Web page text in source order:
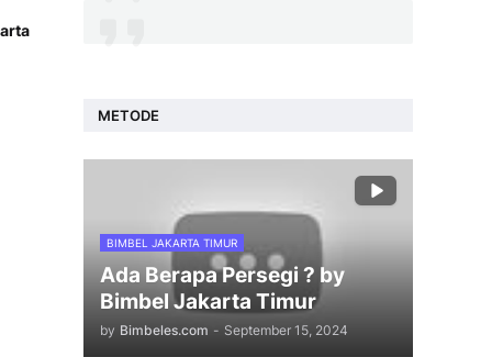
METODE
BIMBEL JAKARTA TIMUR
Ada Berapa Persegi ? by
Bimbel Jakarta Timur
by Bimbeles.com - September 15, 2024